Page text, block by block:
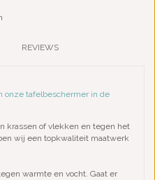
REVIEWS
onze tafelbeschermer in de
krassen of vlekken en tegen het
wij een topkwaliteit maatwerk
warmte en vocht. Gaat er